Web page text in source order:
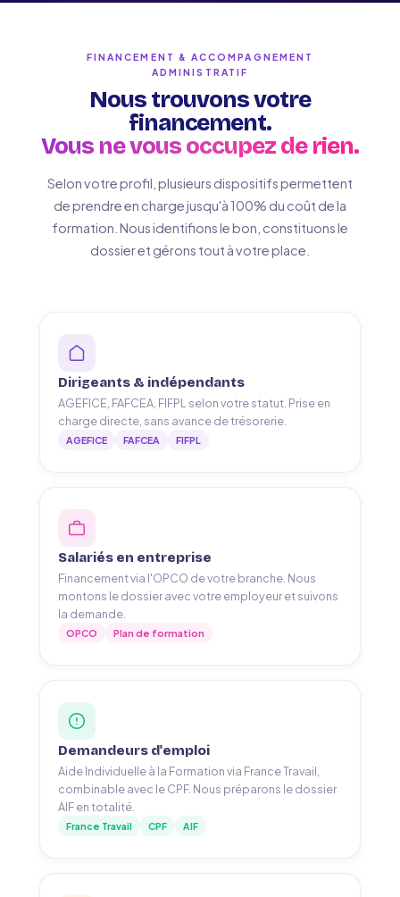
FINANCEMENT & ACCOMPAGNEMENT
ADMINISTRATIF
Nous trouvons votre
financement.
Vous ne vous occupez de rien.
Selon votre profil, plusieurs dispositifs permettent
de prendre en charge jusqu'à 100% du coût de la
formation. Nous identifions le bon, constituons le
dossier et gérons tout à votre place.
Dirigeants & indépendants
AGEFICE, FAFCEA, FIFPL selon votre statut. Prise en
charge directe, sans avance de trésorerie.
AGEFICE FAFCEA FIFPL
Salariés en entreprise
Financement via l'OPCO de votre branche. Nous
montons le dossier avec votre employeur et suivons
la demande.
OPCO Plan de formation
Demandeurs d'emploi
Aide Individuelle à la Formation via France Travail,
combinable avec le CPF. Nous préparons le dossier
AIF en totalité.
France Travail CPF AIF